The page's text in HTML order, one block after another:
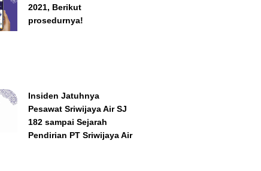
2021, Berikut
prosedurnya!
Insiden Jatuhnya
Pesawat Sriwijaya Air SJ
182 sampai Sejarah
Pendirian PT Sriwijaya Air